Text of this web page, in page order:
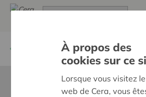
Participation Social
Diese Seite ist nicht ins
À propos des
cookies sur ce
Lorsque vous visitez
web de Cera, vous